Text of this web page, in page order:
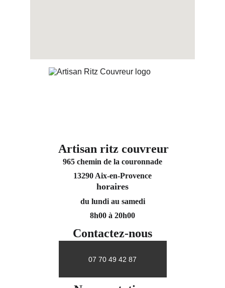
Contactez-nous
07 70 49 42 87
Artisan ritz couvreur
965 chemin de la couronnade
13290 Aix-en-Provence
horaires
du lundi au samedi
8h00 à 20h00